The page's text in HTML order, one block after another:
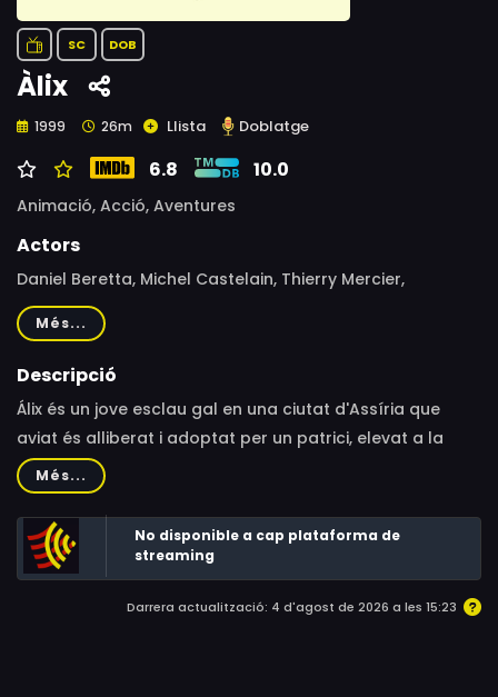
SC DOB
Àlix
1999 26m Llista Doblatge
6.8 10.0
Animació, Acció, Aventures
Actors
Daniel Beretta, Michel Castelain, Thierry Mercier,
Guillaume Orsat, Alexis Thomassian, Bernard Bollet,
Lysiane Meis, Christophe Lemoine, Dominique Paturel,
Benoît Allemane, Bruno Dubernat, Antoine Tomé, Julie
Turin, Joël Zaffarano, Gabriel Le Doze
Més...
Descripció
Álix és un jove esclau gal en una ciutat d'Assíria que
aviat és alliberat i adoptat per un patrici, elevat a la
categoria de ciutadà. La seva amistat amb César i la
seva situació social li conviertirán en un defensor de el
model de civilització romana, i serà enviat a diferents
llocs de l'Imperi, tot i que més tard descobrirà que és fill
de el cap d'una tribu gala.
Més...
No disponible a cap plataforma de
streaming
Darrera actualització: 4 d'agost de 2026 a les 15:23